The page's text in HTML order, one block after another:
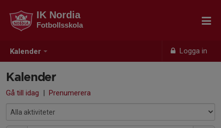
Kalender Logga in
IK Nordia
Fotbollsskola
Kalender
Gå till idag | Prenumerera